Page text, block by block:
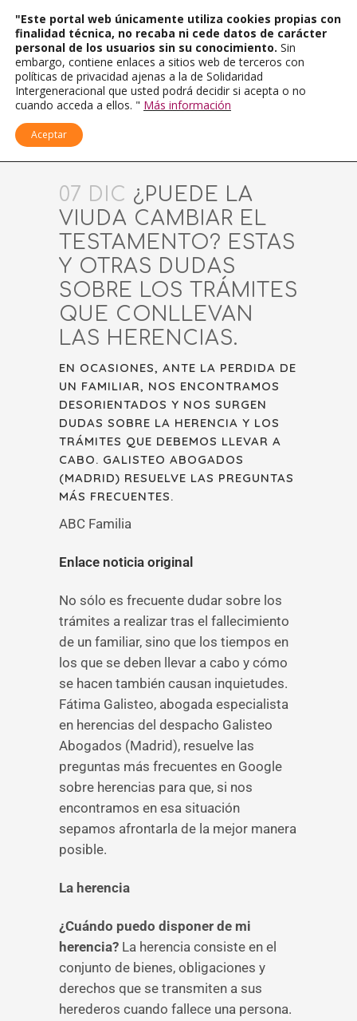
07 DIC ¿PUEDE LA
VIUDA CAMBIAR EL
TESTAMENTO? ESTAS
Y OTRAS DUDAS
SOBRE LOS TRÁMITES
QUE CONLLEVAN
LAS HERENCIAS.
EN OCASIONES, ANTE LA PERDIDA DE
UN FAMILIAR, NOS ENCONTRAMOS
DESORIENTADOS Y NOS SURGEN
DUDAS SOBRE LA HERENCIA Y LOS
TRÁMITES QUE DEBEMOS LLEVAR A
CABO. GALISTEO ABOGADOS
(MADRID) RESUELVE LAS PREGUNTAS
MÁS FRECUENTES.
ABC Familia
Enlace noticia original
No sólo es frecuente dudar sobre los
trámites a realizar tras el fallecimiento
de un familiar, sino que los tiempos en
los que se deben llevar a cabo y cómo
se hacen también causan inquietudes.
Fátima Galisteo, abogada especialista
en herencias del despacho Galisteo
Abogados (Madrid), resuelve las
preguntas más frecuentes en Google
sobre herencias para que, si nos
encontramos en esa situación
sepamos afrontarla de la mejor manera
posible.
La herencia
¿Cuándo puedo disponer de mi
herencia? La herencia consiste en el
conjunto de bienes, obligaciones y
derechos que se transmiten a sus
herederos cuando fallece una persona.
"Este portal web únicamente utiliza cookies propias con
finalidad técnica, no recaba ni cede datos de carácter
personal de los usuarios sin su conocimiento. Sin
embargo, contiene enlaces a sitios web de terceros con
políticas de privacidad ajenas a la de Solidaridad
Intergeneracional que usted podrá decidir si acepta o no
cuando acceda a ellos. " Más información
Aceptar